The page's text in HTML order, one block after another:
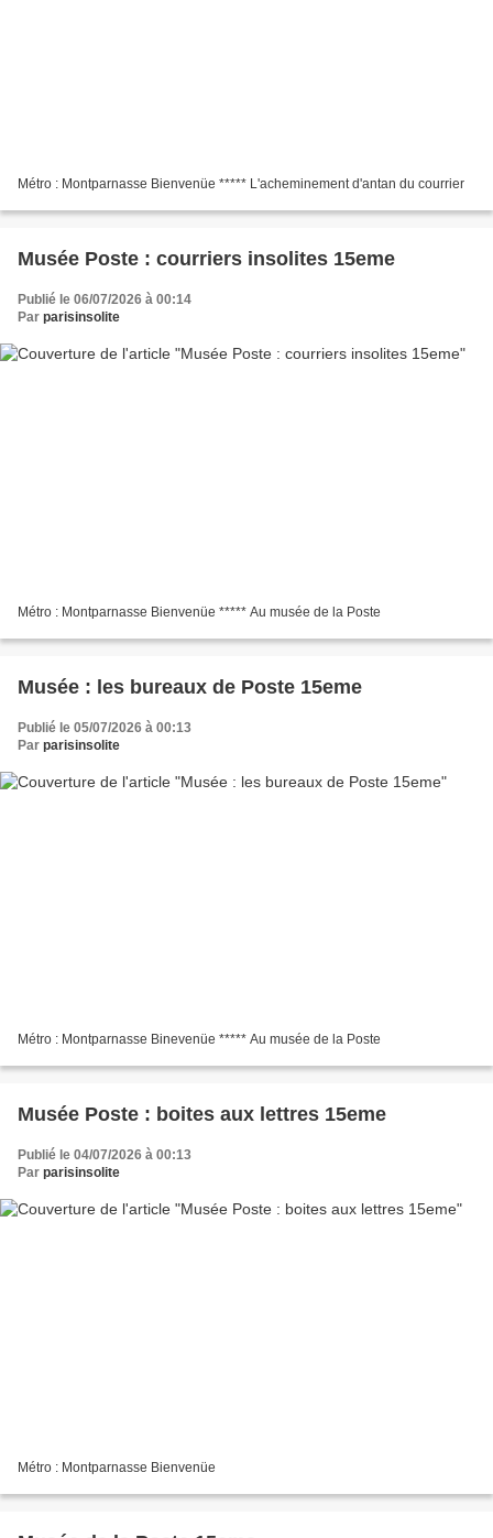
Métro : Montparnasse Bienvenüe ***** L'acheminement d'antan du courrier
Musée Poste : courriers insolites 15eme
Publié le 06/07/2026 à 00:14
Par parisinsolite
Métro : Montparnasse Bienvenüe ***** Au musée de la Poste
Musée : les bureaux de Poste 15eme
Publié le 05/07/2026 à 00:13
Par parisinsolite
Métro : Montparnasse Binevenüe ***** Au musée de la Poste
Musée Poste : boites aux lettres 15eme
Publié le 04/07/2026 à 00:13
Par parisinsolite
Métro : Montparnasse Bienvenüe